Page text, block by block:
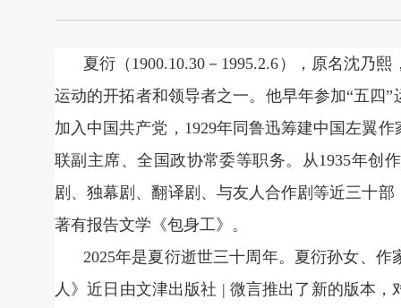
夏衍（1900.10.30－1995.2.6），原名沈乃
运动的开拓者和领导者之一。他早年参加“五四
加入中国共产党，1929年同鲁迅筹建中国左翼
联副主席、全国政协常委等职务。从1935年创
剧、独幕剧、翻译剧、与友人合作剧等近三十
著有报告文学《包身工》。
2025年是夏衍逝世三十周年。夏衍孙女、
人》近日由文津出版社 | 微言推出了新的版本